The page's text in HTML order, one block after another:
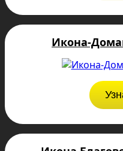
Икона-